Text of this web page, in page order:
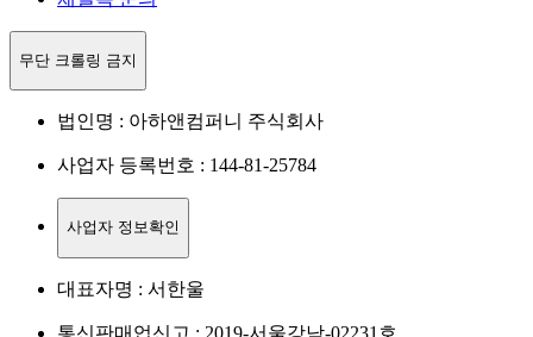
무단 크롤링 금지
법인명 : 아하앤컴퍼니 주식회사
사업자 등록번호 : 144-81-25784
사업자 정보확인
대표자명 : 서한울
통신판매업신고 : 2019-서울강남-02231호